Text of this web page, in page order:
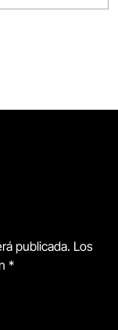
publicada. Los
*